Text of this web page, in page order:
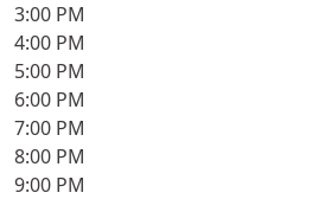
3:00 PM
4:00 PM
5:00 PM
6:00 PM
7:00 PM
8:00 PM
9:00 PM